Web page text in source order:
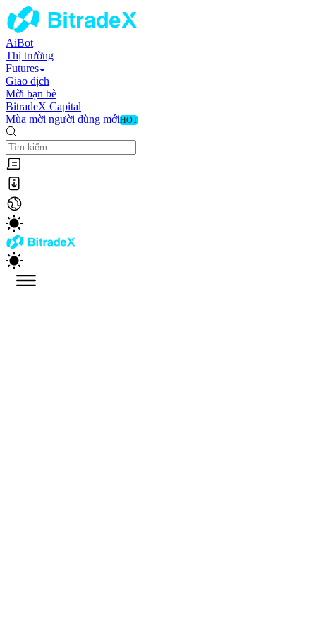
AiBot
Thị trường
Futures
Giao dịch
Mời bạn bè
BitradeX Capital
Mùa mời người dùng mớiHOT